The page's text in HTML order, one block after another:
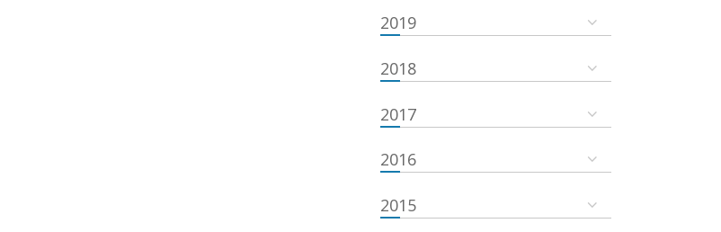
2019
2018
2017
2016
2015